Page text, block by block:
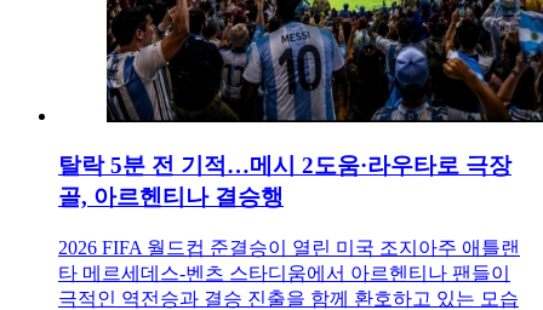
탈락 5분 전 기적…메시 2도움·라우타로 극장
골, 아르헨티나 결승행
2026 FIFA 월드컵 준결승이 열린 미국 조지아주 애틀랜
타 메르세데스-벤츠 스타디움에서 아르헨티나 팬들이
극적인 역전승과 결승 진출을 함께 환호하고 있는 모습